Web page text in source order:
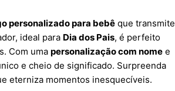
personalizado para bebê que transmite
ideal para Dia dos Pais, é perfeito
Com uma personalização com nome e
e cheio de significado. Surpreenda
eterniza momentos inesquecíveis.